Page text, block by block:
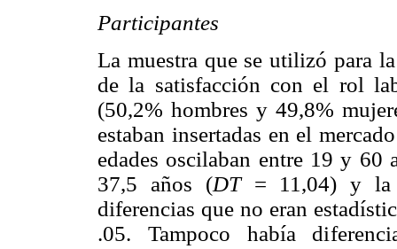
Participantes
La muestra que se utilizó para
de la satisfacción con el rol
(50,2% hombres y 49,8%
estaban insertadas en el
edades oscilaban entre 19 y 60
37,5 años (DT = 11,04) y la
diferencias que no eran
.05. Tampoco había